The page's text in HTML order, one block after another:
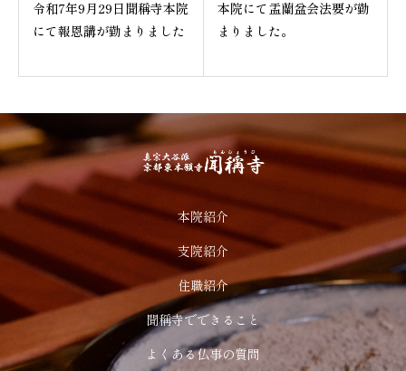
令和7年9月29日聞稱寺本院
にて報恩講が勤まりました
本院にて盂蘭盆会法要が勤
まりました。
本院紹介
支院紹介
住職紹介
聞稱寺でできること
よくある仏事の質問